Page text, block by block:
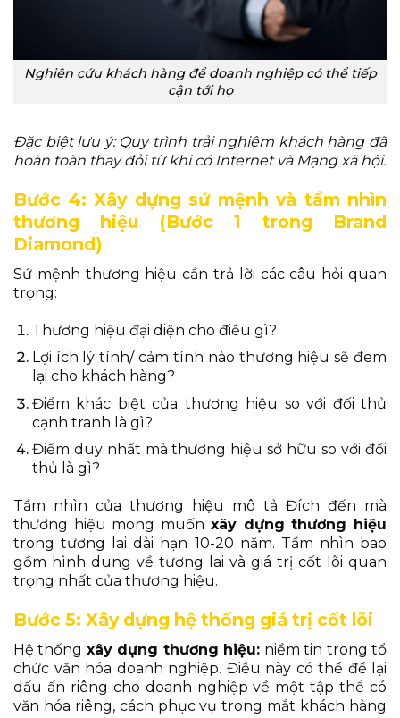
Nghiên cứu khách hàng để doanh nghiệp có thể tiếp
cận tới họ
Đặc biệt lưu ý: Quy trình trải nghiệm khách hàng đã
hoàn toàn thay đỏi từ khi có Internet và Mạng xã hội.
Bước 4: Xây dựng sứ mệnh và tầm nhìn
thương hiệu (Bước 1 trong Brand
Diamond)
Sứ mệnh thương hiệu cần trả lời các câu hỏi quan
trọng:
Thương hiệu đại diện cho điều gì?
Lợi ích lý tính/ cảm tính nào thương hiệu sẽ đem
lại cho khách hàng?
Điểm khác biệt của thương hiệu so với đối thủ
cạnh tranh là gì?
Điểm duy nhất mà thương hiệu sở hữu so với đối
thủ là gì?
Tầm nhìn của thương hiệu mô tả Đích đến mà
thương hiệu mong muốn xây dựng thương hiệu
trong tương lai dài hạn 10-20 năm. Tầm nhìn bao
gồm hình dung về tương lai và giá trị cốt lõi quan
trọng nhất của thương hiệu.
Bước 5: Xây dựng hệ thống giá trị cốt lõi
Hệ thống xây dựng thương hiệu: niềm tin trong tổ
chức văn hóa doanh nghiệp. Điều này có thể để lại
dấu ấn riêng cho doanh nghiệp về một tập thể có
văn hóa riêng, cách phục vụ trong mắt khách hàng